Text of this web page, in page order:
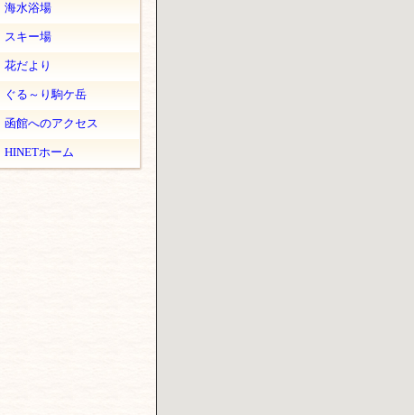
海水浴場
スキー場
花だより
ぐる～り駒ケ岳
函館へのアクセス
HINETホーム